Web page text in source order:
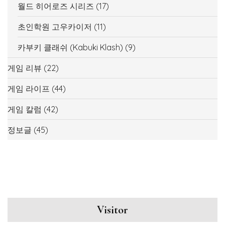
월드 히어로즈 시리즈 (17)
초인학원 고우카이저 (11)
카부키 클래쉬 (Kabuki Klash) (9)
게임 리뷰 (22)
게임 라이프 (44)
게임 칼럼 (42)
정보글 (45)
Visitor